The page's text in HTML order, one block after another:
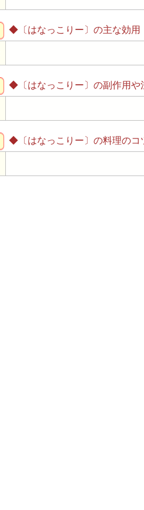
◆〔はなっこりー〕の主な効用
◆〔はなっこりー〕の副作用や
◆〔はなっこりー〕の料理のコ